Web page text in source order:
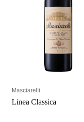
Masciarelli
Linea Classica